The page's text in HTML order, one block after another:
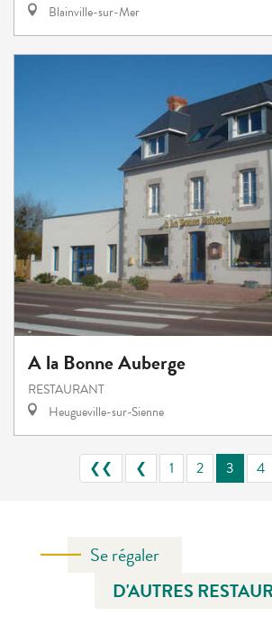
Blainville-sur-Mer
A la Bonne Auberge
RESTAURANT
Heugueville-sur-Sienne
❮❮ ❮ 1 2 3 4
Se régaler
D'AUTRES